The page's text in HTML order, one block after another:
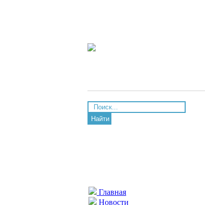
Найти
Главная
Новости